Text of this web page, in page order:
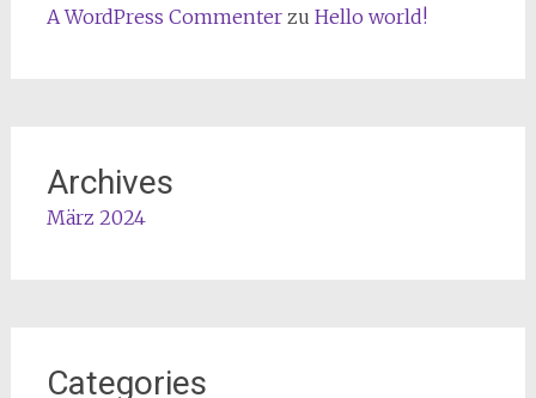
A WordPress Commenterzu Hello world!
Archives
März 2024
Categories